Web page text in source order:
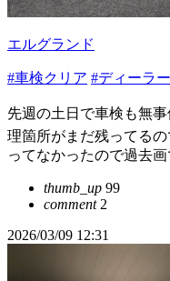
エルグランド
#車検クリア #ディーラ
先週の土日で車検も無
理箇所がまだ残ってる
ってなかったので過去
thumb_up 99
comment2
2026/03/09 12:31